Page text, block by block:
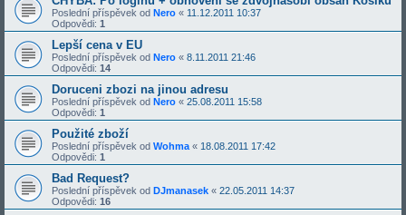
Poslední příspěvek od Nero « 11.12.2011 10:37
Odpovědi: 1
Lepší cena v EU
Poslední příspěvek od Nero « 8.11.2011 21:46
Odpovědi: 14
Doruceni zbozi na jinou adresu
Poslední příspěvek od Nero « 25.08.2011 15:58
Odpovědi: 1
Použité zboží
Poslední příspěvek od Wohma « 18.08.2011 17:42
Odpovědi: 1
Bad Request?
Poslední příspěvek od DJmanasek « 22.05.2011 14:37
Odpovědi: 16